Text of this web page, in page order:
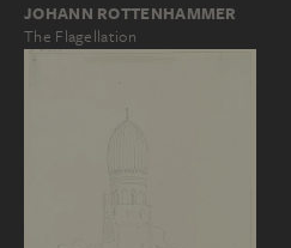
JOHANN ROTTENHAMMER
The Flagellation